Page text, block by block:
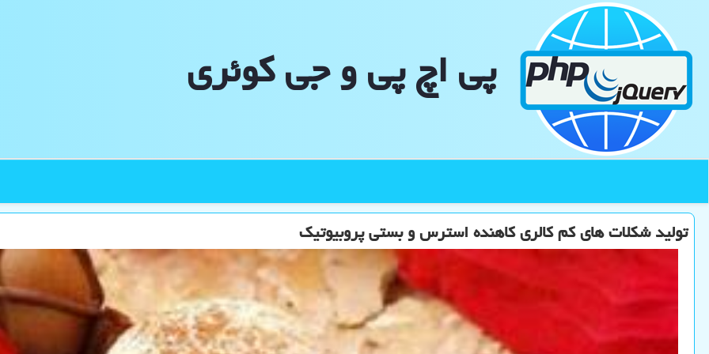
پی اچ پی و جی كوئری
تولید شکلات های کم کالری کاهنده استرس و بستی پروبیوتیک